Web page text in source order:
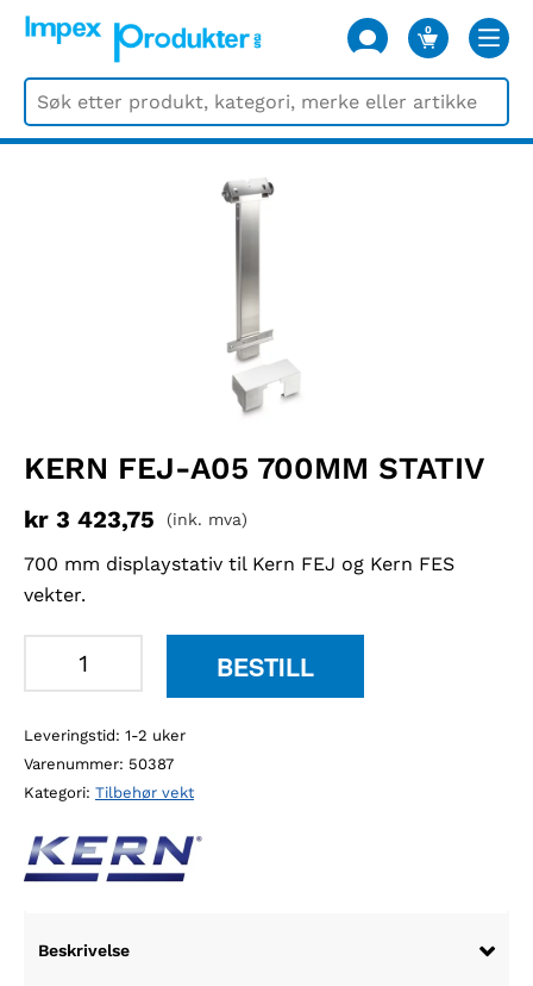
0
VARER
KERN FEJ-A05 700MM STATIV
kr 3 423,75 (ink. mva)
700 mm displaystativ til Kern FEJ og Kern FES
vekter.
700mm
stativ
antall
BESTILL
Leveringstid: 1-2 uker
Varenummer: 50387
Kategori: Tilbehør vekt
Beskrivelse